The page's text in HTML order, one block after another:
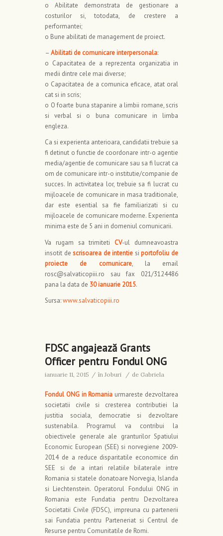
o Abilitate demonstrata de gestionare a
costurilor si, totodata, de crestere a
performantei;
o Bune abilitati de management de proiect.
– Abilitati de comunicare interpersonala:
o Capacitatea de a reprezenta organizatia in
medii dintre cele mai diverse;
o Capacitatea de a comunica eficace, atat oral
cat si in scris;
o O foarte buna stapanire a limbii romane, scris
si verbal si o buna comunicare in limba
engleza.
Ca si experienta anterioara, candidatii trebuie sa
fi detinut o functie de coordonare intr-o agentie
media/agentie de comunicare sau sa fi lucrat ca
om de comunicare intr-o institutie/companie de
succes. In activitatea lor, trebuie sa fi lucrat cu
mijloacele de comunicare in masa traditionale,
dar este esential sa fie familiarizati si cu
mijloacele de comunicare moderne. Experienta
minima este de 5 ani in domeniul comunicarii.
Va rugam sa trimiteti CV-ul dumneavoastra
insotit descrisoarea de intentie siportofoliu de
proiecte de comunicare, la email
rosc@salvaticopiii.ro sau fax 021/3124486
pana la data de 30 ianuarie 2015.
Sursa:www.salvaticopiii.ro
FDSC angajează Grants
Officer pentru Fondul ONG
ianuarie 11, 2015 / în Joburi / de Gabriela
Fondul ONG in Romania urmareste dezvoltarea
societatii civile si cresterea contributiei la
justitia sociala, democratie si dezvoltare
sustenabila. Programul va contribui la
obiectivele generale ale granturilor Spatiului
Economic European (SEE) si norvegiene 2009-
2014 de a reduce disparitatile economice din
SEE si de a intari relatiile bilaterale intre
Romania si statele donatoare Norvegia, Islanda
si Liechtenstein. Operatorul Fondului ONG in
Romania este Fundatia pentru Dezvoltarea
Societatii Civile (FDSC), impreuna cu partenerii
sai Fundatia pentru Parteneriat si Centrul de
Resurse pentru Comunitatile de Romi.